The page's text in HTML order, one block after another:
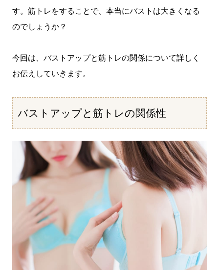
す。筋トレをすることで、本当にバストは大きくなる
のでしょうか？
今回は、バストアップと筋トレの関係について詳しく
お伝えしていきます。
バストアップと筋トレの関係性